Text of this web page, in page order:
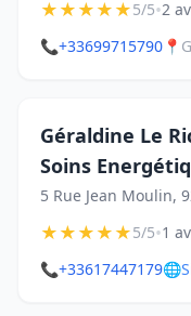
★★★★★5/5•2
📞+33699715790 📍
Géraldine Le
Soins
5 Rue Jean Moulin,
★★★★★5/5•1
📞+33617447179🌐